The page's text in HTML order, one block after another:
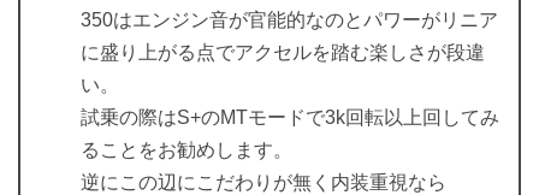
350はエンジン音が官能的なのとパワーがリニア
に盛り上がる点でアクセルを踏む楽しさが段違
い。
試乗の際はS+のMTモードで3k回転以上回してみ
ることをお勧めします。
逆にこの辺にこだわりが無く内装重視なら